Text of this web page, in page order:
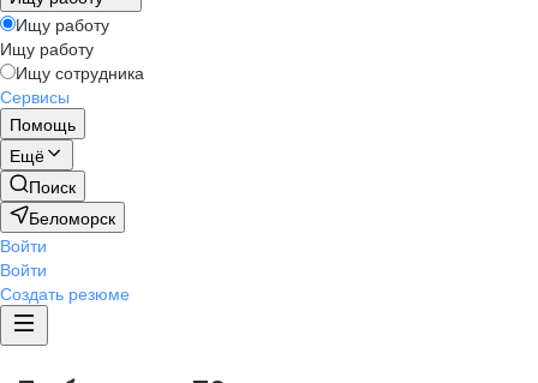
Ищу работу
Ищу работу
Ищу сотрудника
Сервисы
Помощь
Ещё
Поиск
Беломорск
Войти
Войти
Создать резюме